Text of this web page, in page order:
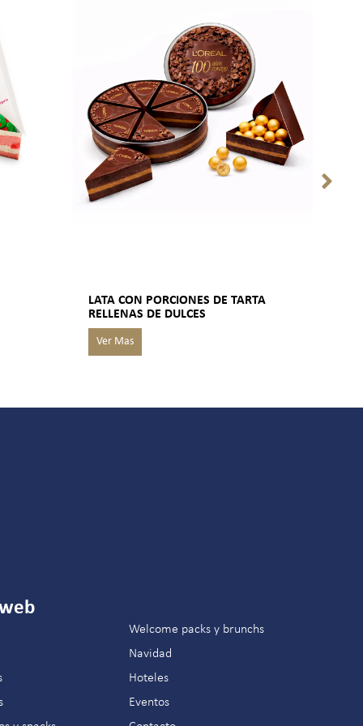
LATA CON PORCIONES DE TARTA
RELLENAS DE DULCES
Welcome packs y brunchs
Navidad
Hoteles
Eventos